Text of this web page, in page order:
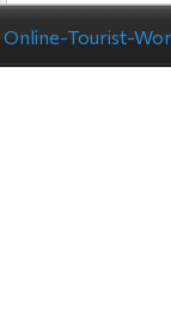
Online-Tourist-